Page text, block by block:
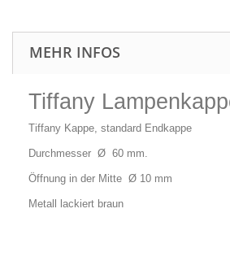
MEHR INFOS
Tiffany
Tiffany Kappe, standard Endkappe
Durchmesser Ø 60 mm.
Öffnung in der Mitte Ø 10 mm
Metall lackiert braun